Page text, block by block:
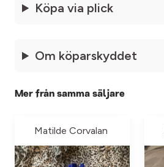
Köpa via plick
Om köparskyddet
Mer från samma säljare
Matilde Corvalan